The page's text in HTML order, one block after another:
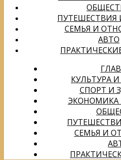
ПУТЕШЕСТВИЯ
СЕМЬЯ И
АВТО
КУЛЬТУРА
СПОРТ И
СЕМЬЯ И